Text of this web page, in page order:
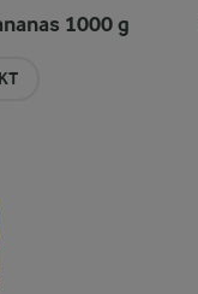
1000 g